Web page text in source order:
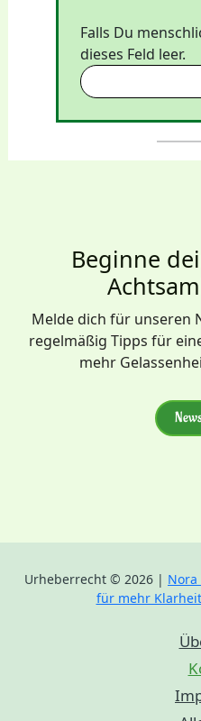
Falls Du
dieses Feld leer.
Beginne
Melde dich für unseren
regelmäßig Tipps für
mehr
Urheberrecht © 2026 | Nora
für mehr